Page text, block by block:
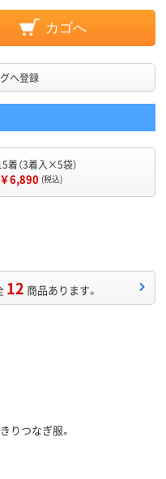
カゴへ
へ登録
着（3着入×5袋）
￥6,890 (税込)
12 商品あります。
りつなぎ服。